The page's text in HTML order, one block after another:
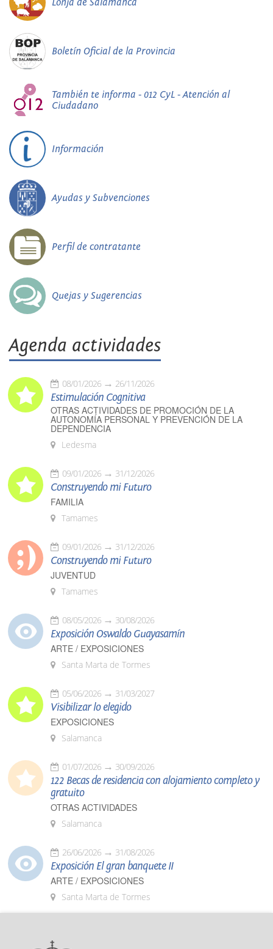
Boletín Oficial de la Provincia
También te informa - 012 CyL - Atención al
Ciudadano
Información
Ayudas y Subvenciones
Perfil de contratante
Quejas y Sugerencias
Agenda actividades
08/01/2026 26/11/2026
Estimulación Cognitiva
OTRAS ACTIVIDADES DE PROMOCIÓN DE LA
AUTONOMÍA PERSONAL Y PREVENCIÓN DE LA
DEPENDENCIA
Ledesma
09/01/2026 31/12/2026
Construyendo mi Futuro
FAMILIA
Tamames
09/01/2026 31/12/2026
Construyendo mi Futuro
JUVENTUD
Tamames
08/05/2026 30/08/2026
Exposición Oswaldo Guayasamín
ARTE / EXPOSICIONES
Santa Marta de Tormes
05/06/2026 31/03/2027
Visibilizar lo elegido
EXPOSICIONES
Salamanca
01/07/2026 30/09/2026
122 Becas de residencia con alojamiento completo y
gratuito
OTRAS ACTIVIDADES
Salamanca
26/06/2026 31/08/2026
Exposición El gran banquete II
ARTE / EXPOSICIONES
Santa Marta de Tormes